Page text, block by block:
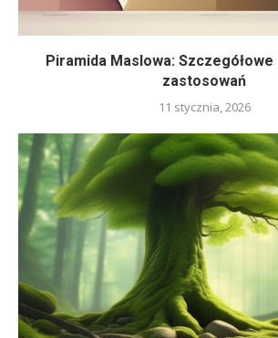
Piramida Maslowa: Szczegółowe
zastosowań
11 stycznia, 2026